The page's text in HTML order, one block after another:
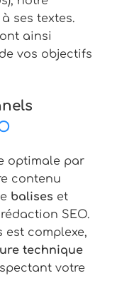
ses textes.
ainsi
vos objectifs
optimale par
contenu
balises et
SEO.
est complexe,
technique
votre